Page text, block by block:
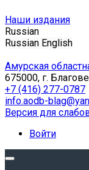
Наши издания
Russian
Russian English
Амурская
675000, г.
+7 (416) 277-0787
info.aodb-
Версия для
Войти